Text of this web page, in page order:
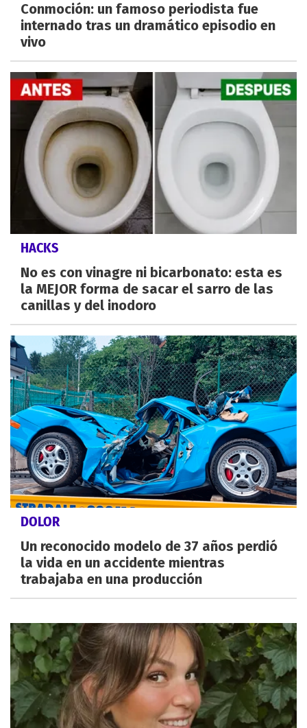
Conmoción: un famoso periodista fue
internado tras un dramático episodio en
vivo
HACKS
No es con vinagre ni bicarbonato: esta es
la MEJOR forma de sacar el sarro de las
canillas y del inodoro
DOLOR
Un reconocido modelo de 37 años perdió
la vida en un accidente mientras
trabajaba en una producción